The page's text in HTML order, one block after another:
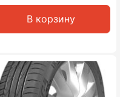
В корзину